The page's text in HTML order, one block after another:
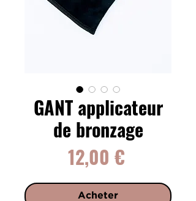
GANT applicateur
de bronzage
12,00 €
Acheter